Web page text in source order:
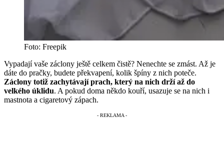
Foto: Freepik
Vypadají vaše záclony ještě celkem čistě? Nenechte se zmást. Až je
dáte do pračky, budete překvapení, kolik špíny z nich poteče.
Záclony totiž zachytávají prach, který na nich drží až do
velkého úklidu. A pokud doma někdo kouří, usazuje se na nich i
mastnota a cigaretový zápach.